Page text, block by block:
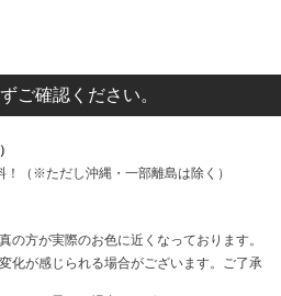
ご確認ください。
）
（※ただし沖縄・一部離島は除く）
の方が実際のお色に近くなっております。
化が感じられる場合がございます。ご了承